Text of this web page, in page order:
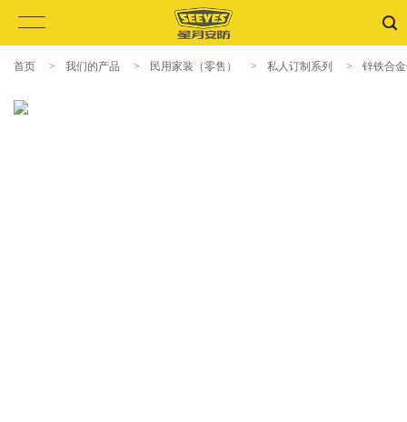
首页 > 我们的产品 > 民用家装（零售） > 私人订制系列 > 锌铁合